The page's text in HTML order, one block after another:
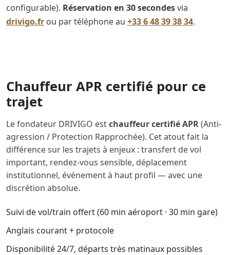
configurable). Réservation en 30 secondesvia
drivigo.fr ou par téléphone au +33 6 48 39 38 34.
Chauffeur APR certifié pour ce
trajet
Le fondateur DRIVIGO estchauffeur certifié APR(Anti-
agression / Protection Rapprochée). Cet atout fait la
différence sur les trajets à enjeux : transfert de vol
important, rendez-vous sensible, déplacement
institutionnel, événement à haut profil — avec une
discrétion absolue.
Suivi de vol/train offert (60 min aéroport · 30 min gare)
Anglais courant + protocole
Disponibilité 24/7, départs très matinaux possibles